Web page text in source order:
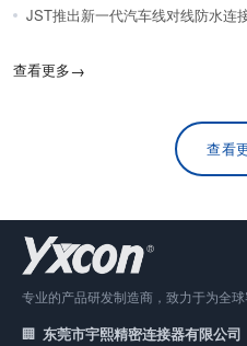
JST推出新一代汽车线对线防水连
查看更多→
查看
专业的产品研发制造商，致力于为全
东莞市宇熙精密连接器有限公司